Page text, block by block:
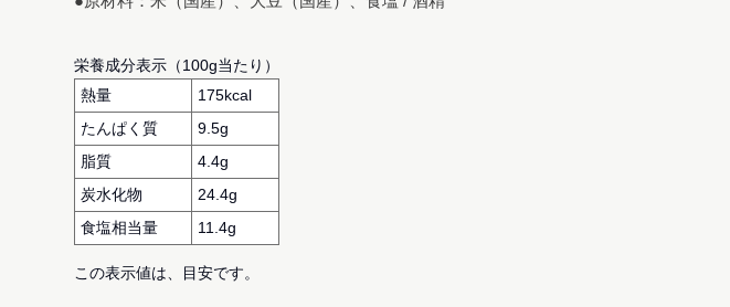
栄養成分表示（100g当たり）
熱量
175kcal
たんぱく質
9.5g
脂質
4.4g
炭水化物
24.4g
食塩相当量
11.4g
この表示値は、目安です。